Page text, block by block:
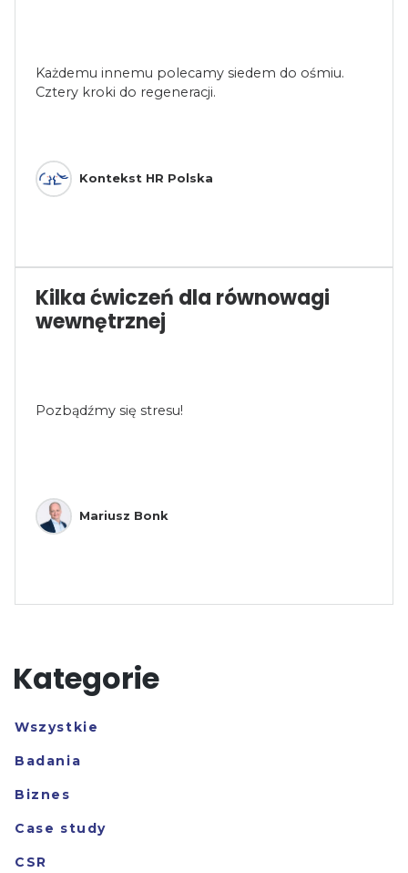
Każdemu innemu polecamy siedem do ośmiu.
Cztery kroki do regeneracji.
Kontekst HR Polska
Kilka ćwiczeń dla równowagi
wewnętrznej
Pozbądźmy się stresu!
Mariusz Bonk
Kategorie
Wszystkie
Badania
Biznes
Case study
CSR